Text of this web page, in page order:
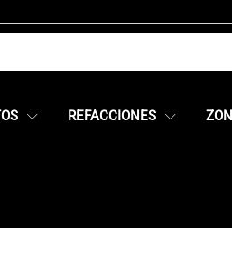
REFACCIONES